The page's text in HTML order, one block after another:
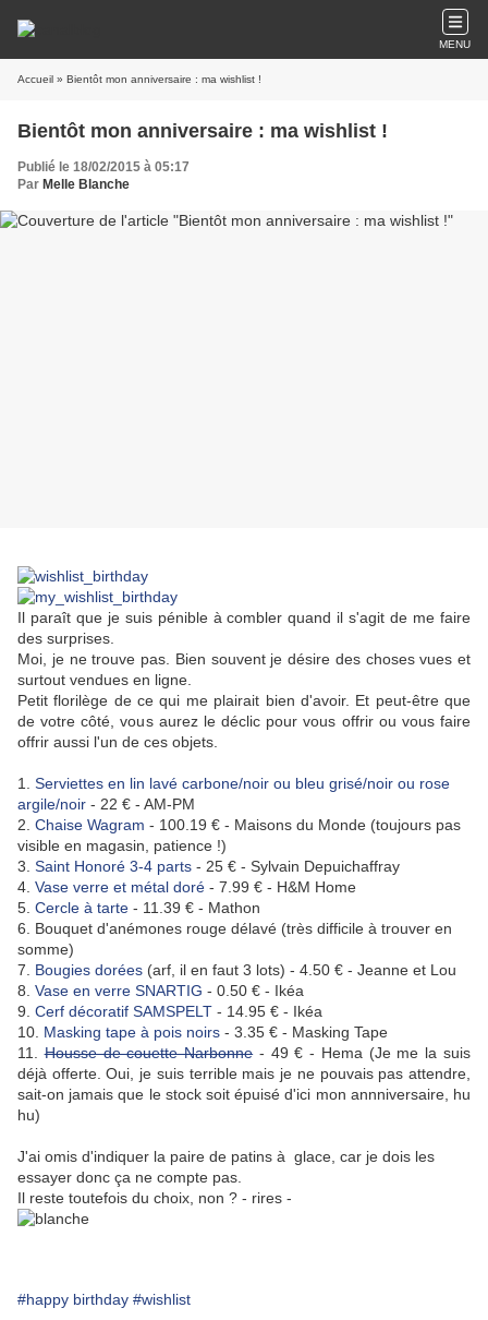
MENU
Accueil » Bientôt mon anniversaire : ma wishlist !
Bientôt mon anniversaire : ma wishlist !
Publié le 18/02/2015 à 05:17
Par Melle Blanche
Il paraît que je suis pénible à combler quand il s'agit de me faire
des surprises.
Moi, je ne trouve pas. Bien souvent je désire des choses vues et
surtout vendues en ligne.
Petit florilège de ce qui me plairait bien d'avoir. Et peut-être que
de votre côté, vous aurez le déclic pour vous offrir ou vous faire
offrir aussi l'un de ces objets.
1. Serviettes en lin lavé carbone/noir ou bleu grisé/noir ou rose
argile/noir - 22 € - AM-PM
2. Chaise Wagram - 100.19 € - Maisons du Monde (toujours pas
visible en magasin, patience !)
3. Saint Honoré 3-4 parts - 25 € - Sylvain Depuichaffray
4. Vase verre et métal doré - 7.99 € - H&M Home
5. Cercle à tarte - 11.39 € - Mathon
6. Bouquet d'anémones rouge délavé (très difficile à trouver en
somme)
7. Bougies dorées (arf, il en faut 3 lots) - 4.50 € - Jeanne et Lou
8. Vase en verre SNARTIG - 0.50 € - Ikéa
9. Cerf décoratif SAMSPELT - 14.95 € - Ikéa
10. Masking tape à pois noirs - 3.35 € - Masking Tape
11.Housse de couette Narbonne- 49 € - Hema (Je me la suis
déjà offerte. Oui, je suis terrible mais je ne pouvais pas attendre,
sait-on jamais que le stock soit épuisé d'ici mon annniversaire, hu
hu)
J'ai omis d'indiquer la paire de patins à glace, car je dois les
essayer donc ça ne compte pas.
Il reste toutefois du choix, non ? - rires -
#happy birthday #wishlist